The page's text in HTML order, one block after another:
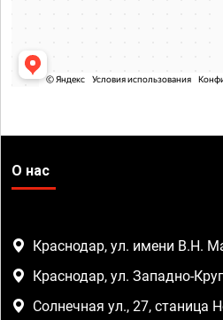
О нас
Краснодар, ул. имени В.Н.
Краснодар, ул. Западно-
Солнечная ул., 27, станица